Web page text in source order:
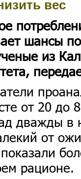
вес
шансы
из
от 20 до
дважды в
от
рационе.